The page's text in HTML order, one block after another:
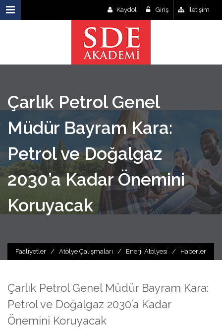
Kaydol Giriş İletişim
Çarlık Petrol Genel
Müdür Bayram Kara:
Petrol ve Doğalgaz
2030’a Kadar Önemini
Koruyacak
Faaliyetler / Atölye Çalışmaları / Enerji Atölyesi / Haberler
Çarlık Petrol Genel Müdür Bayram Kara:
Petrol ve Doğalgaz 2030’a Kadar
Önemini Koruyacak